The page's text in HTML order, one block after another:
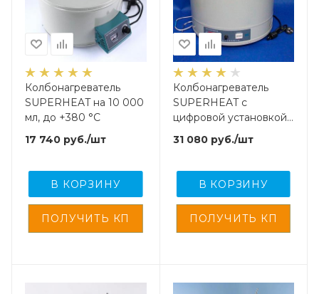
Колбонагреватель
SUPERHEAT на 10 000
мл, до +380 °C
17 740 руб./шт
В КОРЗИНУ
Колбонагреватель
SUPERHEAT с
цифровой установкой
на 10 000 мл (до +380
°C)
31 080руб./шт
В КОРЗИНУ